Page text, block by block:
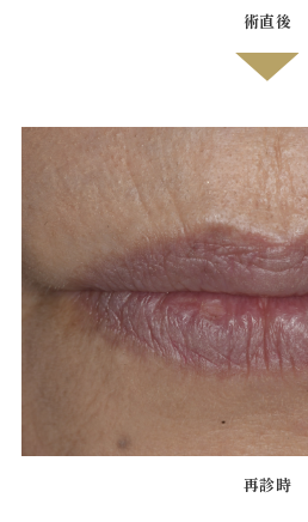
術直後
再診時